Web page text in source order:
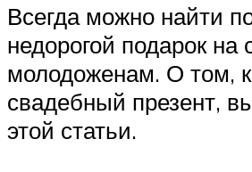
Всегда можно найти
недорогой подарок на
молодоженам. О том,
свадебный презент,
этой статьи.